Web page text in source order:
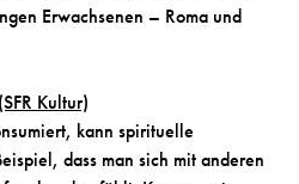
Erwachsenen – Roma und
Kultur)
kann spirituelle
dass man sich mit anderen